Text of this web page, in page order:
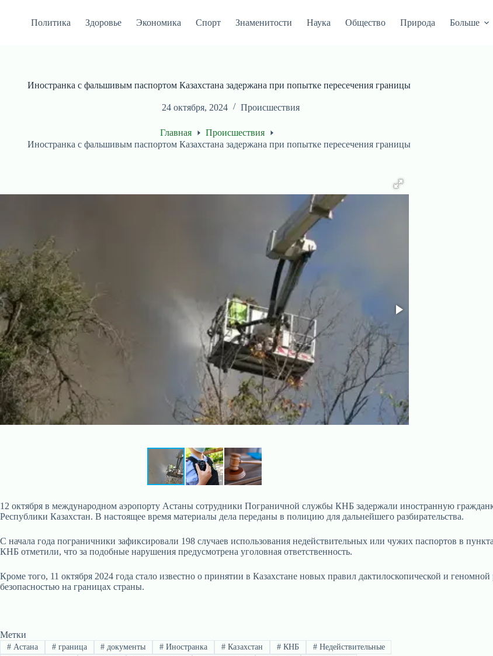
Политика Здоровье Экономика Спорт Знаменитости Наука Общество Природа Больше
Иностранка с фальшивым паспортом Казахстана задержана при попытке пересечения границы
24 октября, 2024 Происшествия
Главная
Происшествия
Иностранка с фальшивым паспортом Казахстана задержана при попытке пересечения границы
12 октября в международном аэропорту Астаны сотрудники Пограничной службы КНБ задержали иностранную
Республики Казахстан. В настоящее время материалы дела переданы в полицию для дальнейшего разбирательства.
С начала года пограничники зафиксировали 198 случаев использования недействительных или чужих паспортов в
КНБ отметили, что за подобные нарушения предусмотрена уголовная ответственность.
Кроме того, 11 октября 2024 года стало известно о принятии в Казахстане новых правил дактилоскопической и
безопасностью на границах страны.
Метки
#Астана #граница # документы # Иностранка # Казахстан #КНБ #Недействительные